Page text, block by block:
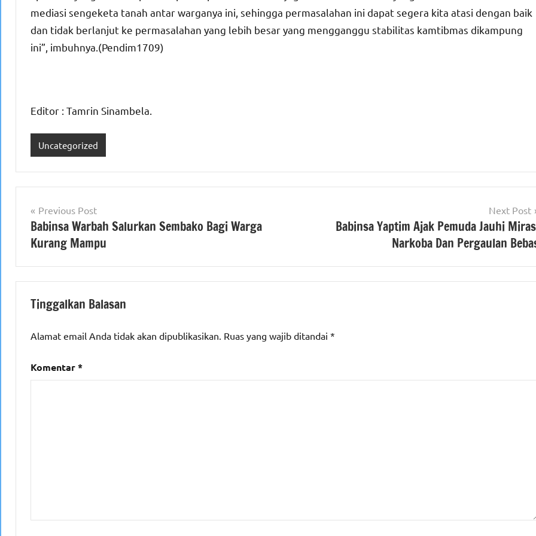
mediasi sengeketa tanah antar warganya ini, sehingga permasalahan ini dapat segera kita atasi dengan baik
dan tidak berlanjut ke permasalahan yang lebih besar yang mengganggu stabilitas kamtibmas dikampung
ini”, imbuhnya.(Pendim1709)
Editor : Tamrin Sinambela.
Uncategorized
Navigasi
pos
Previous Post
Babinsa Warbah Salurkan Sembako Bagi Warga
Kurang Mampu
Next Post
Babinsa Yaptim Ajak Pemuda Jauhi
Narkoba Dan Pergaulan
Tinggalkan Balasan
Alamat email Anda tidak akan dipublikasikan. Ruas yang wajib ditandai *
Komentar*